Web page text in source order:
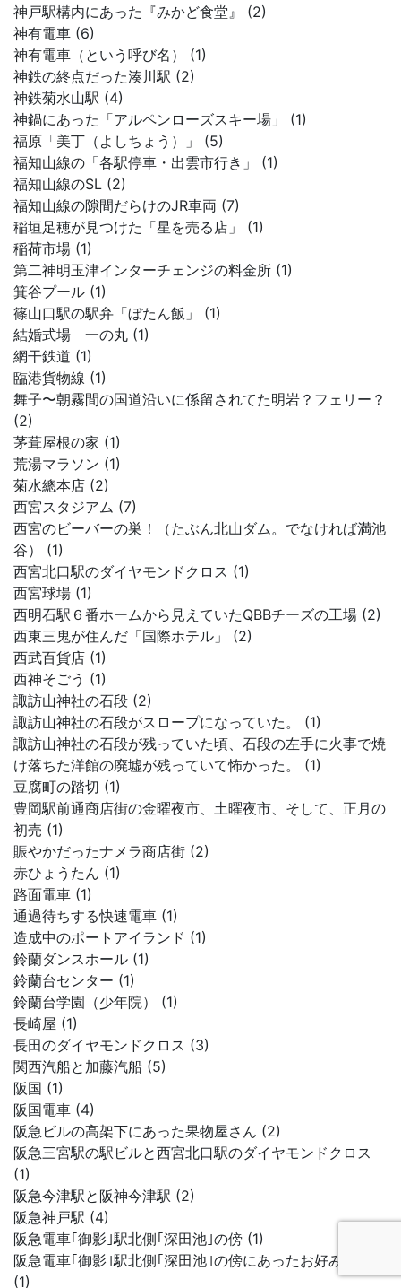
神戸駅構内にあった『みかど食堂』 (2)
神有電車 (6)
神有電車（という呼び名） (1)
神鉄の終点だった湊川駅 (2)
神鉄菊水山駅 (4)
神鍋にあった「アルペンローズスキー場」 (1)
福原「美丁（よしちょう）」 (5)
福知山線の「各駅停車・出雲市行き」 (1)
福知山線のSL (2)
福知山線の隙間だらけのJR車両 (7)
稲垣足穂が見つけた「星を売る店」 (1)
稲荷市場 (1)
第二神明玉津インターチェンジの料金所 (1)
箕谷プール (1)
篠山口駅の駅弁「ぼたん飯」 (1)
結婚式場 一の丸 (1)
網干鉄道 (1)
臨港貨物線 (1)
舞子〜朝霧間の国道沿いに係留されてた明岩？フェリー？
(2)
茅葺屋根の家 (1)
荒湯マラソン (1)
菊水總本店 (2)
西宮スタジアム (7)
西宮のビーバーの巣！（たぶん北山ダム。でなければ満池
谷） (1)
西宮北口駅のダイヤモンドクロス (1)
西宮球場 (1)
西明石駅６番ホームから見えていたQBBチーズの工場 (2)
西東三鬼が住んだ「国際ホテル」 (2)
西武百貨店 (1)
西神そごう (1)
諏訪山神社の石段 (2)
諏訪山神社の石段がスロープになっていた。 (1)
諏訪山神社の石段が残っていた頃、石段の左手に火事で焼
け落ちた洋館の廃墟が残っていて怖かった。 (1)
豆腐町の踏切 (1)
豊岡駅前通商店街の金曜夜市、土曜夜市、そして、正月の
初売 (1)
賑やかだったナメラ商店街 (2)
赤ひょうたん (1)
路面電車 (1)
通過待ちする快速電車 (1)
造成中のポートアイランド (1)
鈴蘭ダンスホール (1)
鈴蘭台センター (1)
鈴蘭台学園（少年院） (1)
長崎屋 (1)
長田のダイヤモンドクロス (3)
関西汽船と加藤汽船 (5)
阪国 (1)
阪国電車 (4)
阪急ビルの高架下にあった果物屋さん (2)
阪急三宮駅の駅ビルと西宮北口駅のダイヤモンドクロス
(1)
阪急今津駅と阪神今津駅 (2)
阪急神戸駅 (4)
阪急電車｢御影｣駅北側｢深田池｣の傍 (1)
阪急電車｢御影｣駅北側｢深田池｣の傍にあったお好み焼き屋
(1)